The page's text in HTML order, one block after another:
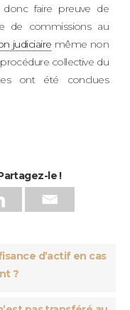
donc faire preuve de
de commissions au
judiciaire même non
collective du
ont été conclues
le !
d’actif en cas
?